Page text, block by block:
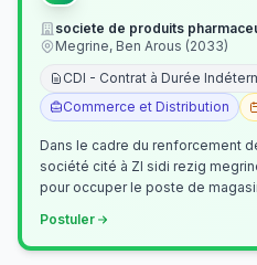
societe de produits
Megrine, Ben Arous (2033)
CDI - Contrat à Durée
Commerce et Distribution
Dans le cadre du renforcement
société cité à ZI sidi rezig
pour occuper le poste de
Postuler